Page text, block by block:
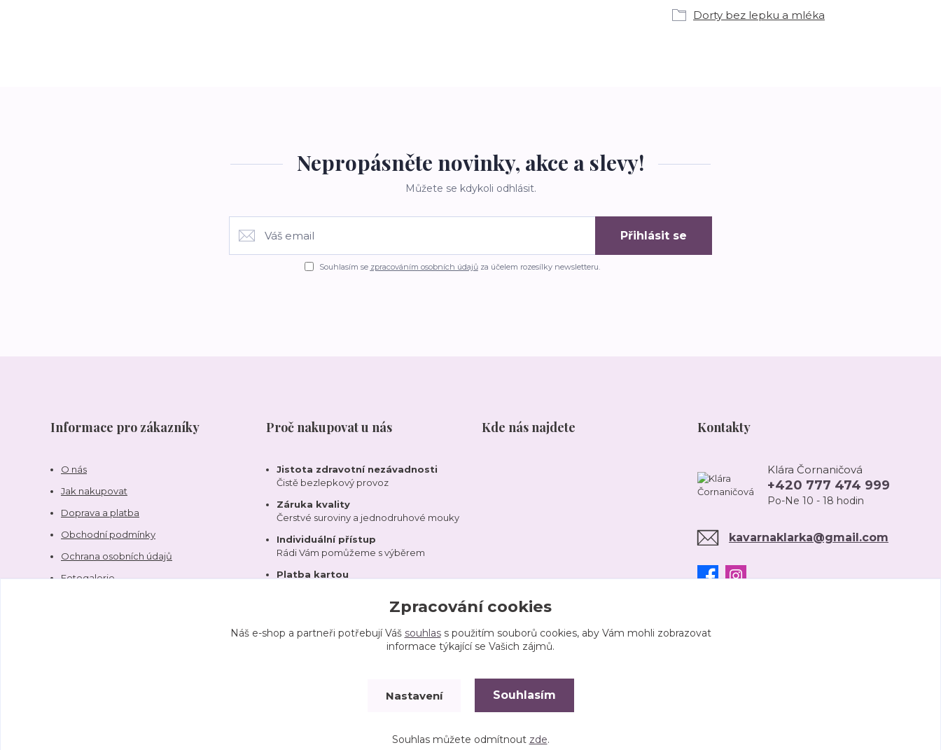
Dorty bez lepku a mléka
Nepropásněte novinky, akce a slevy!
Můžete se kdykoli odhlásit.
Přihlásit se
Souhlasím se zpracováním osobních údajůza účelem rozesílky newsletteru.
Informace pro zákazníky
O nás
Jak nakupovat
Doprava a platba
Obchodní podmínky
Ochrana osobních údajů
Fotogalerie
Proč nakupovat u nás
Jistota zdravotní nezávadnosti
Čistě bezlepkový provoz
Záruka kvality
Čerstvé suroviny a jednodruhové mouky
Individuální přístup
Rádi Vám pomůžeme s výběrem
Platba kartou
Kde nás najdete Kontakty
Klára Čornaničová
+420 777 474 999
Po-Ne 10 - 18 hodin
kavarnaklarka@gmail.com
Zpracování cookies
Náš e-shop a partneři potřebují Váš souhlass použitím souborů cookies, aby Vám mohli zobrazovat
informace týkající se Vašich zájmů.
Nastavení Souhlasím
Souhlas můžete odmítnout zde.